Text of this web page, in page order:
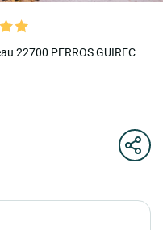
22700 PERROS GUIREC